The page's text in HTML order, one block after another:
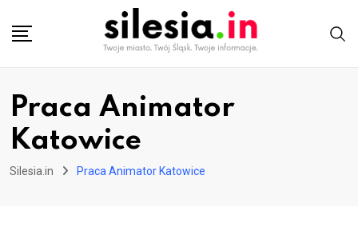
Praca Animator
Katowice
Silesia.in Praca Animator Katowice